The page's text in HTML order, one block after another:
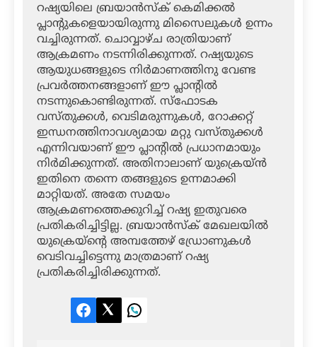
റഷ്യയിലെ ബ്രയാന്‍സ്‌ക് കെമിക്കല്‍
പ്ലാന്റുകളെയായിരുന്നു മിസൈലുകള്‍ ഉന്നം
വച്ചിരുന്നത്. ചൊവ്വാഴ്ച രാത്രിയാണ്
ആക്രമണം നടന്നിരിക്കുന്നത്. റഷ്യയുടെ
ആയുധങ്ങളുടെ നിര്‍മാണത്തിനു വേണ്ട
പ്രവര്‍ത്തനങ്ങളാണ് ഈ പ്ലാന്റില്‍
നടന്നുകൊണ്ടിരുന്നത്. സ്‌ഫോടക
വസ്തുക്കള്‍, വെടിമരുന്നുകള്‍, റോക്കറ്റ്
ഇന്ധനത്തിനാവശ്യമായ മറ്റു വസ്തുക്കള്‍
എന്നിവയാണ് ഈ പ്ലാന്റില്‍ പ്രധാനമായും
നിര്‍മിക്കുന്നത്. അതിനാലാണ് യുക്രെയ്ന്‍
ഇതിനെ തന്നെ തങ്ങളുടെ ഉന്നമാക്കി
മാറ്റിയത്. അതേ സമയം
ആക്രമണത്തെക്കുറിച്ച് റഷ്യ ഇതുവരെ
പ്രതികരിച്ചിട്ടില്ല. ബ്രയാന്‍സ്‌ക് മേഖലയില്‍
യുക്രെയ്‌ന്റെ അമ്പത്തേഴ് ഡ്രോണുകള്‍
വെടിവച്ചിട്ടെന്നു മാത്രമാണ് റഷ്യ
പ്രതികരിച്ചിരിക്കുന്നത്.
Facebook
TwitterLinkedIn